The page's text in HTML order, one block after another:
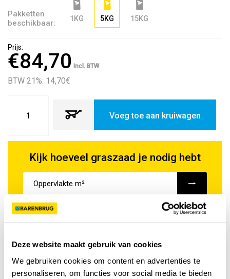
Deze website maakt gebruik van cookies
We gebruiken cookies om content en advertenties te
personaliseren, om functies voor social media te bieden
Pakketten
beschikbaar:
1KG 5KG 15KG
Prijs:
€84,70Incl. BTW
BTW 21%: 14,70€
Voeg toe aan kruiwagen
Kijk hoeveel graszaad je nodig hebt
Je hebt nodig Voeg toe aan kruiwagen
Specificatie